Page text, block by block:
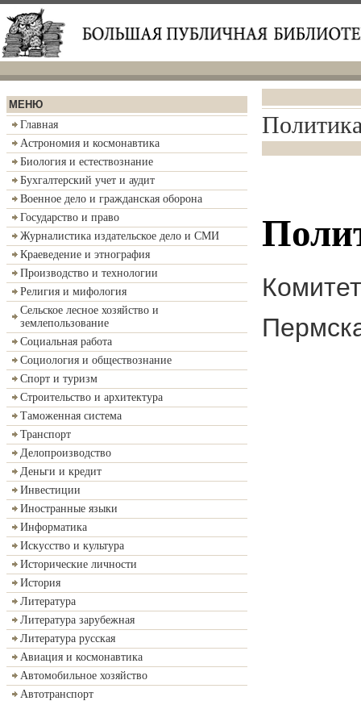
МЕНЮ
Главная
Астрономия и космонавтика
Биология и естествознание
Бухгалтерский учет и аудит
Военное дело и гражданская оборона
Государство и право
Журналистика издательское дело и СМИ
Краеведение и этнография
Производство и технологии
Религия и мифология
Сельское лесное хозяйство и
землепользование
Социальная работа
Социология и обществознание
Спорт и туризм
Строительство и архитектура
Таможенная система
Транспорт
Делопроизводство
Деньги и кредит
Инвестиции
Иностранные языки
Информатика
Искусство и культура
Исторические личности
История
Литература
Литература зарубежная
Литература русская
Авиация и космонавтика
Автомобильное хозяйство
Автотранспорт